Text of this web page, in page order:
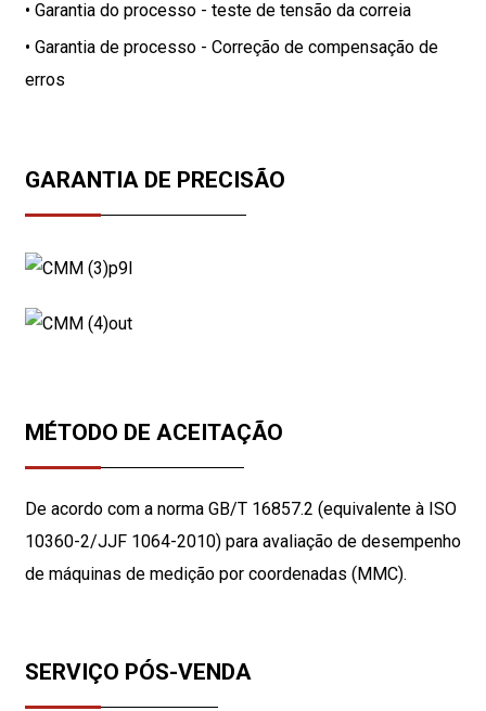
• Garantia do processo - teste de tensão da correia
• Garantia de processo - Correção de compensação de
erros
GARANTIA DE PRECISÃO
MÉTODO DE ACEITAÇÃO
De acordo com a norma GB/T 16857.2 (equivalente à ISO
10360-2/JJF 1064-2010) para avaliação de desempenho
de máquinas de medição por coordenadas (MMC).
SERVIÇO PÓS-VENDA